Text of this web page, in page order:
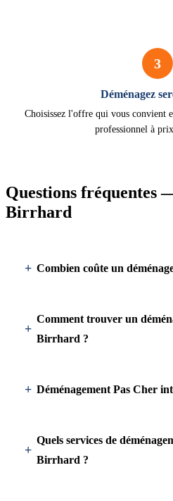
3
Déménagez
Choisissez l'offre qui vous convient
professionnel à
Questions fréquentes
Birrhard
Combien coûte un
Comment trouver un
Birrhard ?
Déménagement Pas Cher
Quels services de
Birrhard ?